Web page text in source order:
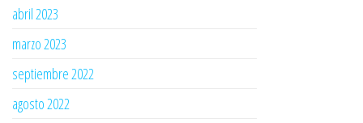
abril 2023
marzo 2023
septiembre 2022
agosto 2022